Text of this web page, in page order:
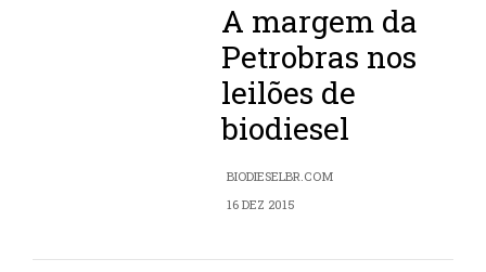
A margem da
Petrobras nos
leilões de
biodiesel
BIODIESELBR.COM
16 DEZ 2015